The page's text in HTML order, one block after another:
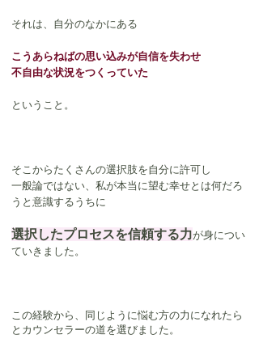
それは、自分のなかにある
こうあらねばの思い込みが自信を失わせ
不自由な状況をつくっていた
ということ。
そこからたくさんの選択肢を自分に許可し
一般論ではない、私が本当に望む幸せとは何だろ
うと意識するうちに
選択したプロセスを信頼する力が身につい
ていきました。
この経験から、同じように悩む方の力になれたら
とカウンセラーの道を選びました。